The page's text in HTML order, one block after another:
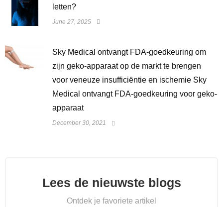
letten?
June 27, 2025
Sky Medical ontvangt FDA-goedkeuring om
zijn geko-apparaat op de markt te brengen
voor veneuze insufficiëntie en ischemie Sky
Medical ontvangt FDA-goedkeuring voor geko-
apparaat
December 30, 2021
Lees de nieuwste blogs
Ontdek je favoriete artikel